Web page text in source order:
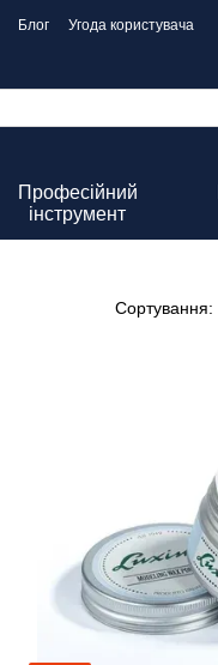
Блог
Угода користувача
Професійний
інструмент
Сортування: